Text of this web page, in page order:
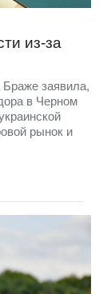
из-за
заявила,
в Черном
рынок и